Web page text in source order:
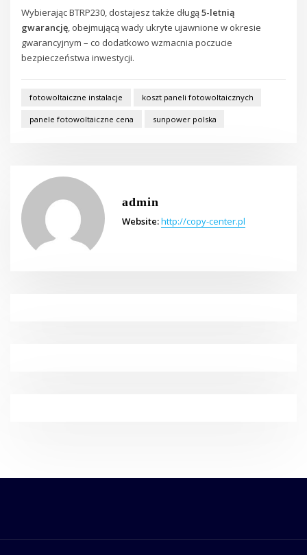
Wybierając BTRP230, dostajesz także długą5-letnią
gwarancję, obejmującą wady ukryte ujawnione w okresie
gwarancyjnym – co dodatkowo wzmacnia poczucie
bezpieczeństwa inwestycji.
fotowoltaiczne instalacje koszt paneli fotowoltaicznych
panele fotowoltaiczne cena sunpower polska
admin
Website:http://copy-center.pl